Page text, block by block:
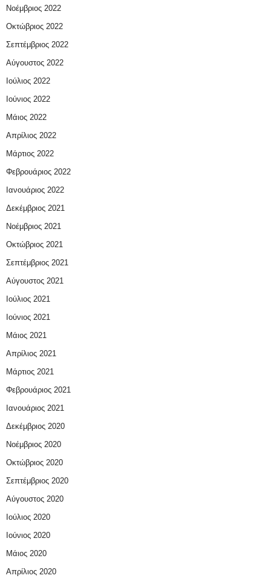
Νοέμβριος 2022
Οκτώβριος 2022
Σεπτέμβριος 2022
Αύγουστος 2022
Ιούλιος 2022
Ιούνιος 2022
Μάιος 2022
Απρίλιος 2022
Μάρτιος 2022
Φεβρουάριος 2022
Ιανουάριος 2022
Δεκέμβριος 2021
Νοέμβριος 2021
Οκτώβριος 2021
Σεπτέμβριος 2021
Αύγουστος 2021
Ιούλιος 2021
Ιούνιος 2021
Μάιος 2021
Απρίλιος 2021
Μάρτιος 2021
Φεβρουάριος 2021
Ιανουάριος 2021
Δεκέμβριος 2020
Νοέμβριος 2020
Οκτώβριος 2020
Σεπτέμβριος 2020
Αύγουστος 2020
Ιούλιος 2020
Ιούνιος 2020
Μάιος 2020
Απρίλιος 2020